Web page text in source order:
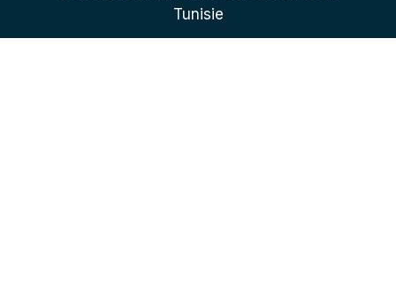
Tunisie